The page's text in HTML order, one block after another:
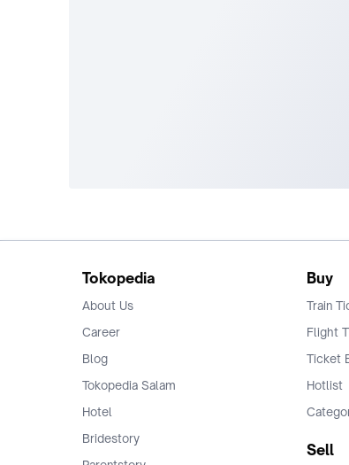
Tokopedia
About Us
Career
Blog
Tokopedia Salam
Hotel
Bridestory
Buy
Train
Flight
Ticket
Hotlist
Sell